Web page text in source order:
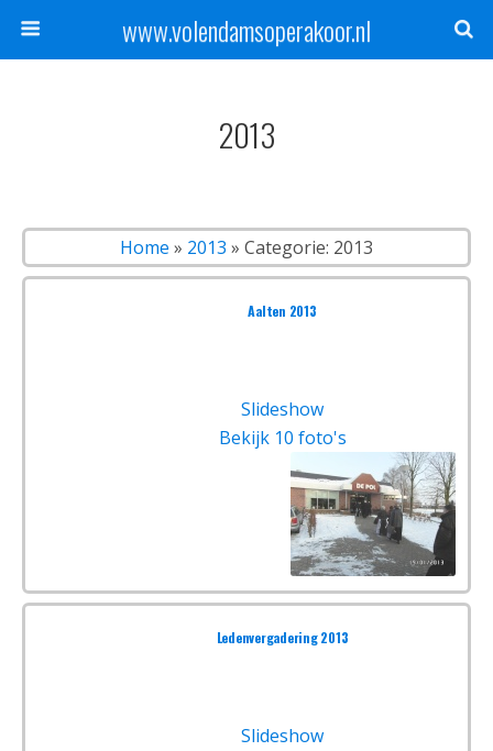
www.volendamsoperakoor.nl
2013
Home » 2013 » Categorie: 2013
Aalten 2013
Slideshow
Bekijk 10 foto's
Ledenvergadering 2013
Slideshow